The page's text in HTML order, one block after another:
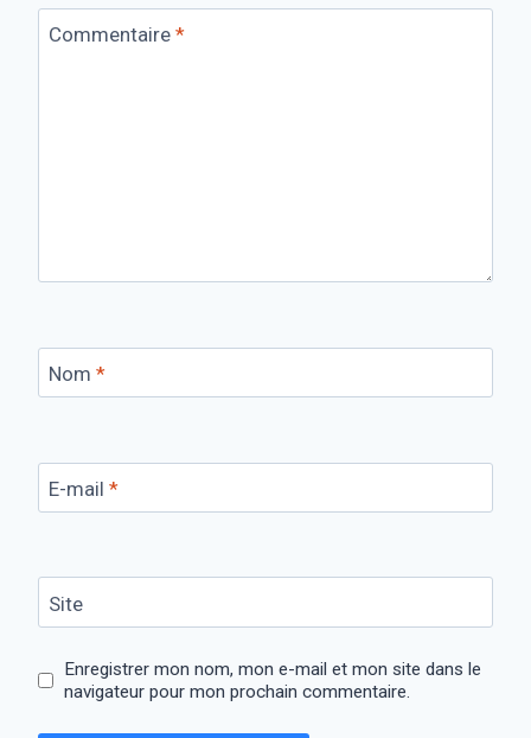
Commentaire *
Nom *
E-mail *
Site
Enregistrer mon nom, mon e-mail et mon site dans le
navigateur pour mon prochain commentaire.